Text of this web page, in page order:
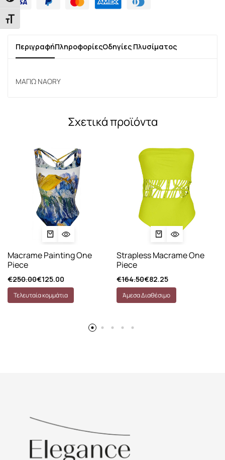
Εναλλαγή Μεγέθους Γραμμάτων
ΠεριγραφήΠληροφορίεςΟδηγίες Πλυσίματος
ΜΑΓΙΩ NAORY
Σχετικά προϊόντα
Macrame Painting One
Piece
€250.00€125.00
Τελευταία κομμάτια
Strapless Macrame One
Piece
€164.50€82.25
Άμεσα Διαθέσιμο